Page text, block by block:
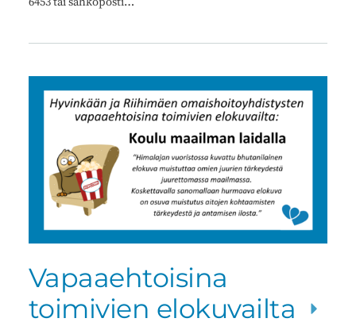
Vapaaehtoisina
toimivien elokuvailta